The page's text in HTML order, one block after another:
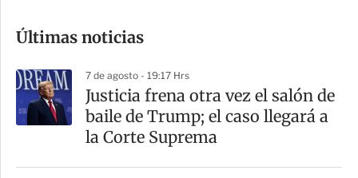
m
a
r
t
Últimas noticias
7 de agosto - 19:17 Hrs
Justicia frena otra vez el salón de
baile de Trump; el caso llegará a
la Corte Suprema